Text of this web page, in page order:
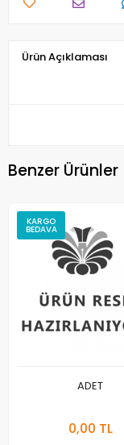
Ürün Açıklaması
Benzer Ürünler
KARGO
BEDAVA
ADET
0,00 TL